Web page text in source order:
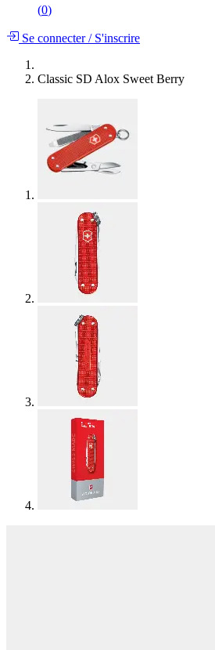
(0)
Se connecter/S'inscrire
Classic SD Alox Sweet Berry